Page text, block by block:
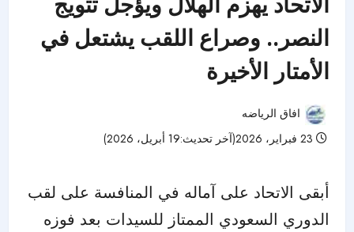
النصر.. وصراع اللقب يشتعل في
الأمتار الأخيرة
افاق الرياضه
أبقى الاتحاد على آماله في المنافسة على لقب
الدوري السعودي الممتاز للسيدات بعد فوزه